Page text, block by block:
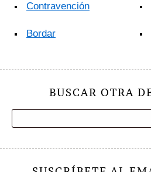
Contravención
Bordar
BUSCAR OTRA